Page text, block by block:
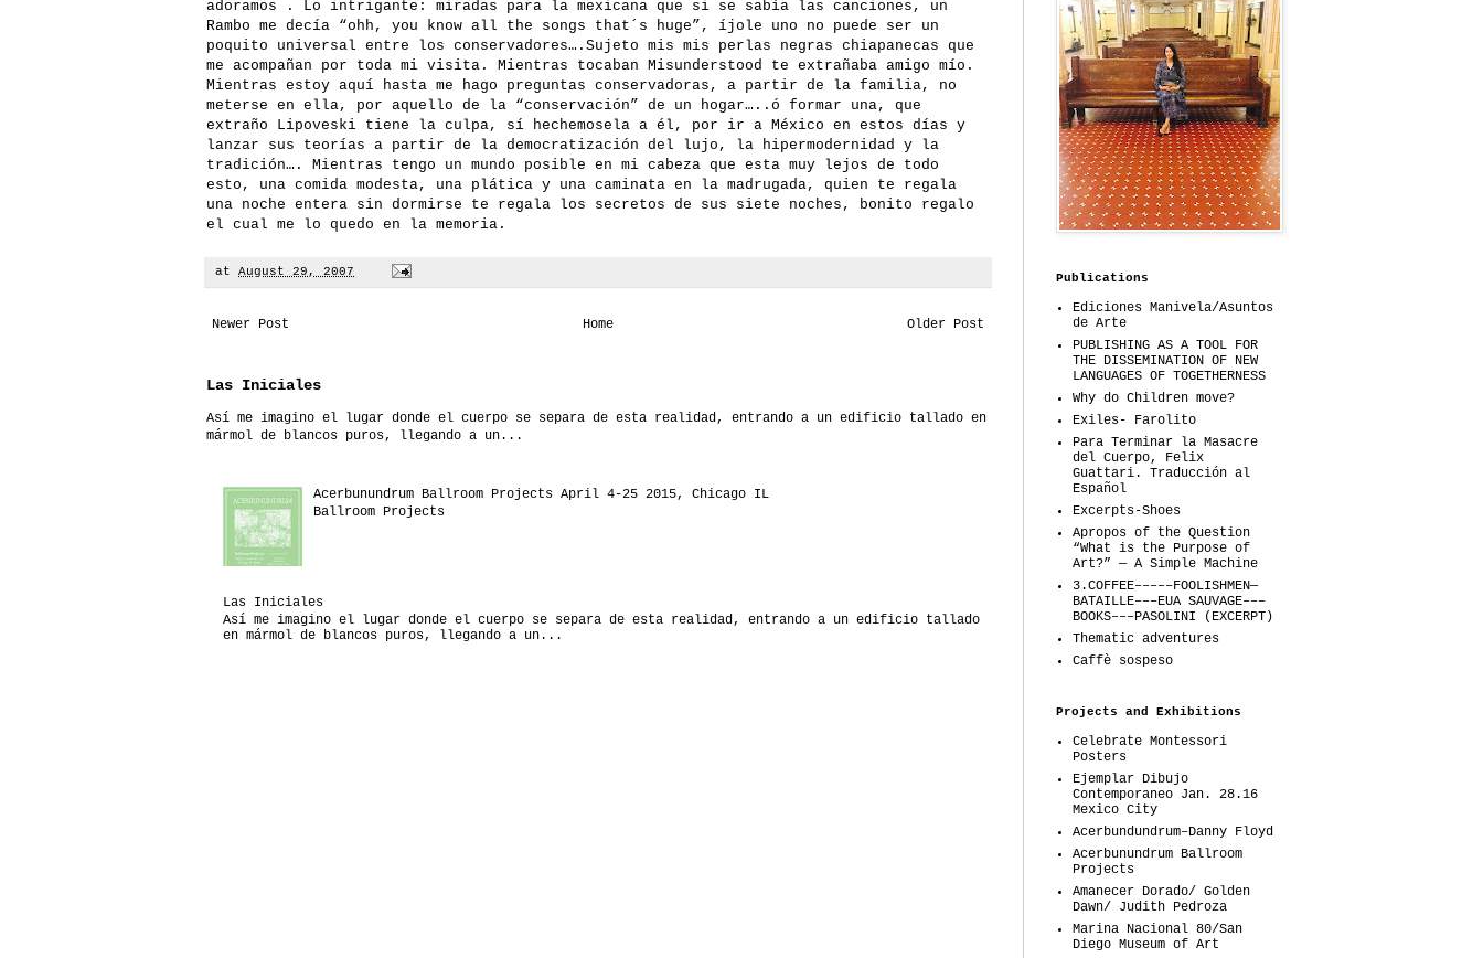
adoramos . Lo intrigante: miradas para la mexicana que si se sabía las canciones, un
Rambo me decía “ohh, you know all the songs that´s huge”, íjole uno no puede ser un
poquito universal entre los conservadores….Sujeto mis mis perlas negras chiapanecas que
me acompañan por toda mi visita. Mientras tocaban Misunderstood te extrañaba amigo mío.
Mientras estoy aquí hasta me hago preguntas conservadoras, a partir de la familia, no
meterse en ella, por aquello de la “conservación” de un hogar…..ó formar una, que
extraño Lipoveski tiene la culpa, sí hechemosela a él, por ir a México en estos días y
lanzar sus teorías a partir de la democratización del lujo, la hipermodernidad y la
tradición…. Mientras tengo un mundo posible en mi cabeza que esta muy lejos de todo
esto, una comida modesta, una plática y una caminata en la madrugada, quien te regala
una noche entera sin dormirse te regala los secretos de sus siete noches, bonito regalo
el cual me lo quedo en la memoria.
at August 29, 2007
Newer Post Older Post
Home
Las Iniciales
Así me imagino el lugar donde el cuerpo se separa de esta realidad, entrando a un edificio tallado en
mármol de blancos puros, llegando a un...
Acerbunundrum Ballroom Projects April 4-25 2015, Chicago IL
Ballroom Projects
Las Iniciales
Así me imagino el lugar donde el cuerpo se separa de esta realidad, entrando a un edificio tallado
en mármol de blancos puros, llegando a un...
Publications
Ediciones Manivela/Asuntos
de Arte
PUBLISHING AS A TOOL FOR
THE DISSEMINATION OF NEW
LANGUAGES OF TOGETHERNESS
Why do Children move?
Exiles- Farolito
Para Terminar la Masacre
del Cuerpo, Felix
Guattari. Traducción al
Español
Excerpts-Shoes
Apropos of the Question
“What is the Purpose of
Art?” — A Simple Machine
3.COFFEE–––––FOOLISHMEN—
BATAILLE–––EUA SAUVAGE–––
BOOKS–––PASOLINI (EXCERPT)
Thematic adventures
Caffè sospeso
Projects and Exhibitions
Celebrate Montessori
Posters
Ejemplar Dibujo
Contemporaneo Jan. 28.16
Mexico City
Acerbundundrum–Danny Floyd
Acerbunundrum Ballroom
Projects
Amanecer Dorado/ Golden
Dawn/ Judith Pedroza
Marina Nacional 80/San
Diego Museum of Art